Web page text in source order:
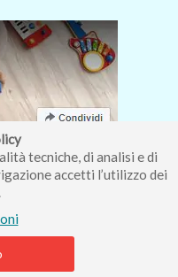
tecniche, di analisi e di
accetti l’utilizzo dei
Pisacane 9/11 57025